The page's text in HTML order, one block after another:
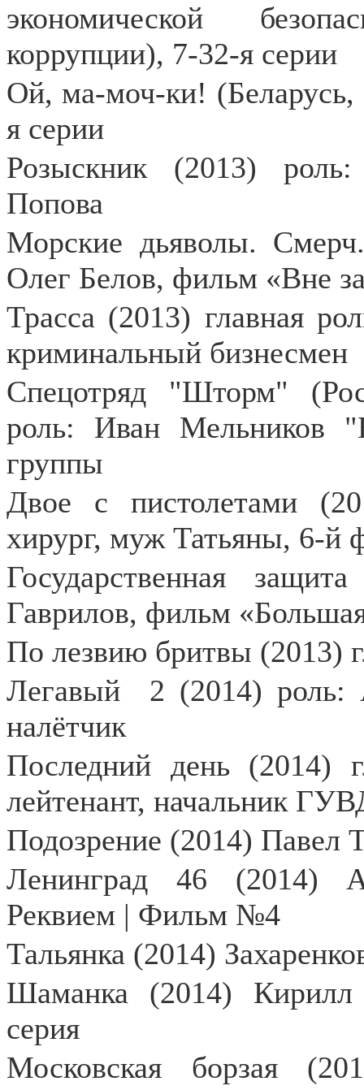
экономической
коррупции), 7-32-я серии
Ой, ма-моч-ки! (Беларусь,
я серии
Розыскник (2013)
Попова
Морские дьяволы.
Олег Белов, фильм «Вне
Трасса (2013) главная
криминальный бизнесмен
Спецотряд "Шторм"
роль: Иван Мельников
группы
Двое с пистолетами
хирург, муж Татьяны, 6-й
Государственная защита
Гаврилов, фильм
По лезвию бритвы (2013)
Легавый
2 (2014) роль:
налётчик
Последний день (2014)
лейтенант, начальник
Подозрение (2014) Павел
Ленинград 46 (2014)
Реквием | Фильм №4
Тальянка (2014)
Шаманка (2014)
серия
Московская борзая